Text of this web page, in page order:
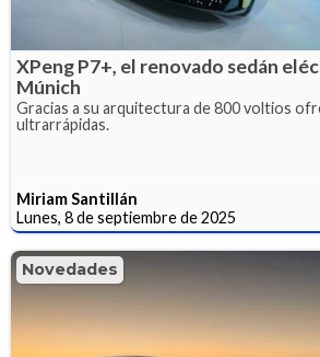
XPeng P7+, el renovado sedán
Múnich
Gracias a su arquitectura de 800 voltios
ultrarrápidas.
Miriam Santillán
Lunes, 8 de septiembre de 2025
Novedades